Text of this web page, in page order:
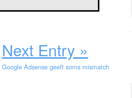
Next Entry »
Google Adsense geeft soms mismatch